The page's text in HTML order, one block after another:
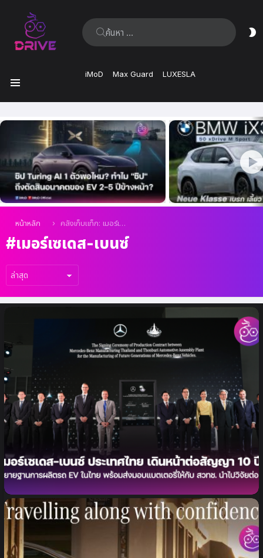
ค้นหา:
iMoD Max Guard LUXESLA
ล่าสุด
คุณอยู่ที่นี่:
หน้าหลัก คลังเก็บแท็ก: เมอร์เซเดส-เบนซ์
เมอร์เซเดส-เบนซ์
เมอร์เซเดส-เบนซ์ เดินหน้าต่อสัญญา 10 ปี
ขยายฐานการผลิตรถยนต์พลังงานไฟฟ้าในไทย
พร้อมส่งมอบเซลล์แบตเตอรี่ให้ สวทช. นำไปวิจัย
ด้านพลังงาน